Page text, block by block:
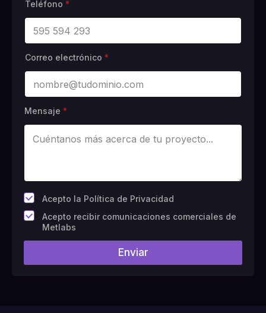
Teléfono *
Correo electrónico *
Mensaje *
*
Acepto la Política de Privacidad
C
a
p
#
Acepto recibir comunicaciones comerciales de
Metlabs
Enviar